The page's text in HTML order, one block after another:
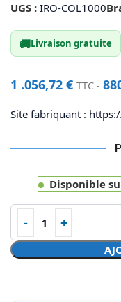
UGS : IRO-COL1000
🚚Livraison gratuite
1 .056,72 € TTC -
Site fabriquant :
Disponible